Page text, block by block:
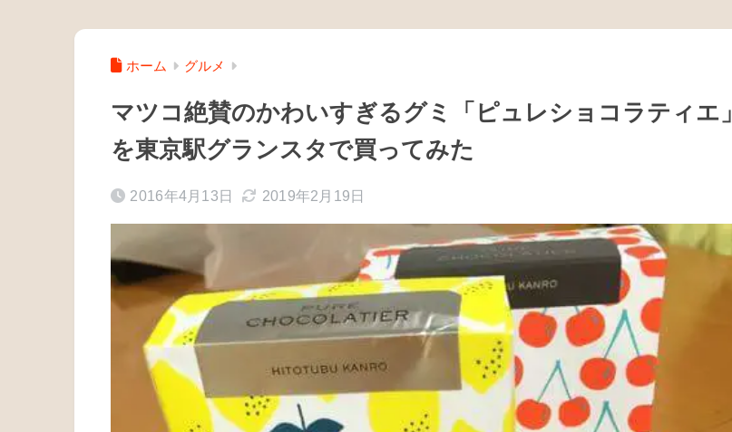
ホーム グルメ
マツコ絶賛のかわいすぎるグミ「ピュレショコラティエ」
を東京駅グランスタで買ってみた
2016年4月13日 2019年2月19日